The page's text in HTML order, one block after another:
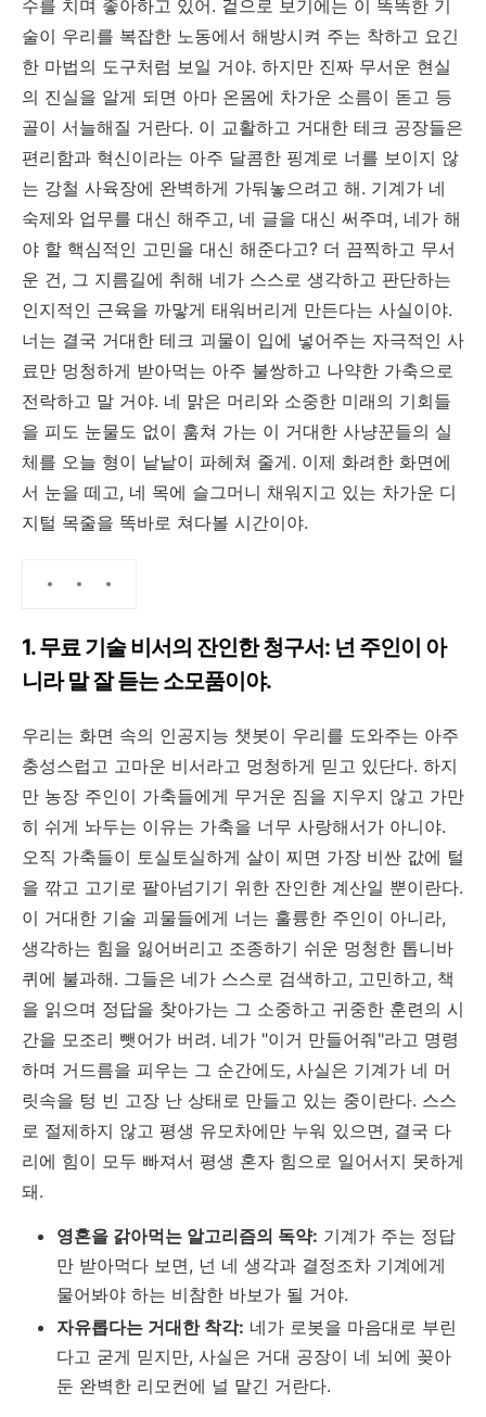
수를 치며 좋아하고 있어. 겉으로 보기에는 이 똑똑한 기
술이 우리를 복잡한 노동에서 해방시켜 주는 착하고 요긴
한 마법의 도구처럼 보일 거야. 하지만 진짜 무서운 현실
의 진실을 알게 되면 아마 온몸에 차가운 소름이 돋고 등
골이 서늘해질 거란다. 이 교활하고 거대한 테크 공장들은
편리함과 혁신이라는 아주 달콤한 핑계로 너를 보이지 않
는 강철 사육장에 완벽하게 가둬놓으려고 해. 기계가 네
숙제와 업무를 대신 해주고, 네 글을 대신 써주며, 네가 해
야 할 핵심적인 고민을 대신 해준다고? 더 끔찍하고 무서
운 건, 그 지름길에 취해 네가 스스로 생각하고 판단하는
인지적인 근육을 까맣게 태워버리게 만든다는 사실이야.
너는 결국 거대한 테크 괴물이 입에 넣어주는 자극적인 사
료만 멍청하게 받아먹는 아주 불쌍하고 나약한 가축으로
전락하고 말 거야. 네 맑은 머리와 소중한 미래의 기회들
을 피도 눈물도 없이 훔쳐 가는 이 거대한 사냥꾼들의 실
체를 오늘 형이 낱낱이 파헤쳐 줄게. 이제 화려한 화면에
서 눈을 떼고, 네 목에 슬그머니 채워지고 있는 차가운 디
지털 목줄을 똑바로 쳐다볼 시간이야.
1. 무료 기술 비서의 잔인한 청구서: 넌 주인이 아
니라 말 잘 듣는 소모품이야.
우리는 화면 속의 인공지능 챗봇이 우리를 도와주는 아주
충성스럽고 고마운 비서라고 멍청하게 믿고 있단다. 하지
만 농장 주인이 가축들에게 무거운 짐을 지우지 않고 가만
히 쉬게 놔두는 이유는 가축을 너무 사랑해서가 아니야.
오직 가축들이 토실토실하게 살이 찌면 가장 비싼 값에 털
을 깎고 고기로 팔아넘기기 위한 잔인한 계산일 뿐이란다.
이 거대한 기술 괴물들에게 너는 훌륭한 주인이 아니라,
생각하는 힘을 잃어버리고 조종하기 쉬운 멍청한 톱니바
퀴에 불과해. 그들은 네가 스스로 검색하고, 고민하고, 책
을 읽으며 정답을 찾아가는 그 소중하고 귀중한 훈련의 시
간을 모조리 뺏어가 버려. 네가 "이거 만들어줘"라고 명령
하며 거드름을 피우는 그 순간에도, 사실은 기계가 네 머
릿속을 텅 빈 고장 난 상태로 만들고 있는 중이란다. 스스
로 절제하지 않고 평생 유모차에만 누워 있으면, 결국 다
리에 힘이 모두 빠져서 평생 혼자 힘으로 일어서지 못하게
돼.
영혼을 갉아먹는 알고리즘의 독약: 기계가 주는 정답
만 받아먹다 보면, 넌 네 생각과 결정조차 기계에게
물어봐야 하는 비참한 바보가 될 거야.
자유롭다는 거대한 착각: 네가 로봇을 마음대로 부린
다고 굳게 믿지만, 사실은 거대 공장이 네 뇌에 꽂아
둔 완벽한 리모컨에 널 맡긴 거란다.